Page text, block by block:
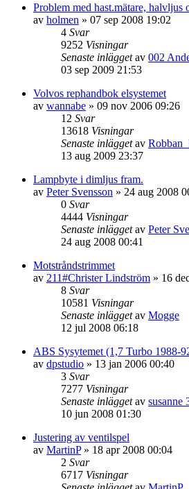
Problem med hast.mätare, halvljus
av holmen » 07 sep 2008 19:02
4 Svar
9252 Visningar
Senaste inläggetav 002
03 sep 2009 21:53
Volvos rephandbok elsystemet
av wannabe » 09 nov 2006 09:26
12 Svar
13618 Visningar
Senaste inläggetav
13 aug 2009 23:37
Lampbyte i dimljus fram.
av Peter Svensson » 24 aug 2008
0 Svar
4444 Visningar
Senaste inläggetav Peter
24 aug 2008 00:41
Motstråndstrimmet
av 211#Christer Lindström » 16
8 Svar
10581 Visningar
Senaste inläggetav Mogge
12 jul 2008 06:18
ABS Sysytemet (1,7 Turbo 1988-
av dpstudio » 13 jan 2006 00:40
3 Svar
7277 Visningar
Senaste inläggetav susanne
10 jun 2008 01:30
Justering av ventilspel
av MartinP» 18 apr 2008 00:04
2 Svar
6717 Visningar